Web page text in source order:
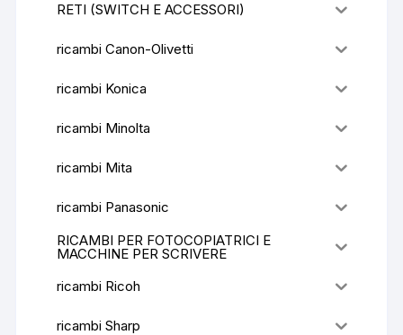
RETI (SWITCH E ACCESSORI)
ricambi Canon-Olivetti
ricambi Konica
ricambi Minolta
ricambi Mita
ricambi Panasonic
RICAMBI PER FOTOCOPIATRICI E
MACCHINE PER SCRIVERE
ricambi Ricoh
ricambi Sharp